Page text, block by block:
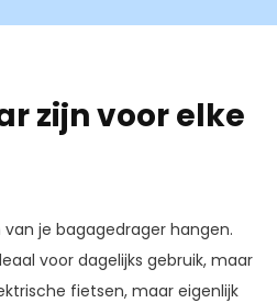
zijn voor elke
je bagagedrager hangen.
voor dagelijks gebruik, maar
fietsen, maar eigenlijk